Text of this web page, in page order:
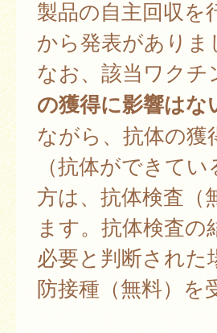
製品の自主回収
から発表がありま
なお、該当ワクチ
の獲得に影響はな
ながら、抗体の獲
（抗体ができて
方は、抗体検査（
ます。抗体検査
必要と判断され
防接種（無料）